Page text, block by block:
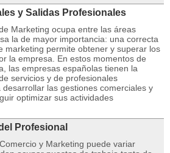
y Salidas Profesionales
Marketing ocupa entre las áreas
la de mayor importancia: una correcta
marketing permite obtener y superar los
la empresa. En estos momentos de
las empresas españolas tienen la
servicios y de profesionales
las gestiones comerciales y
optimizar sus actividades
Profesional
y Marketing puede variar